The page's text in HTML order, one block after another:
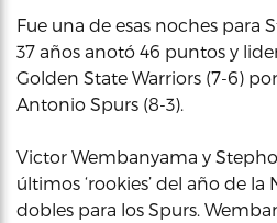
Fue una de esas noches para
37 años anotó 46 puntos y
Golden State Warriors (7-6)
Antonio Spurs (8-3).
Victor Wembanyama y
últimos ‘rookies’ del año de
dobles para los Spurs.